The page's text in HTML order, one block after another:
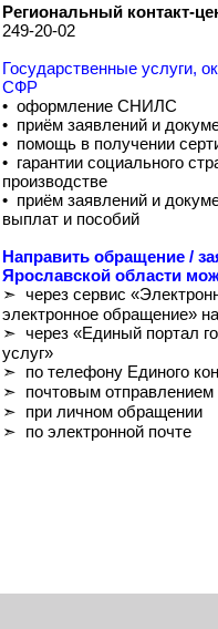
Региональный контакт-
249-20-02
Государственные услуги,
СФР
• оформление СНИЛС
• приём заявлений и
• помощь в получении
• гарантии социального
производстве
• приём заявлений и
выплат и пособий
Направить обращение /
Ярославской области
➣ через сервис
электронное обращение»
➣ через «Единый портал
услуг»
➣ по телефону Единого
➣ почтовым отправлением
➣ при личном обращении
➣ по электронной почте